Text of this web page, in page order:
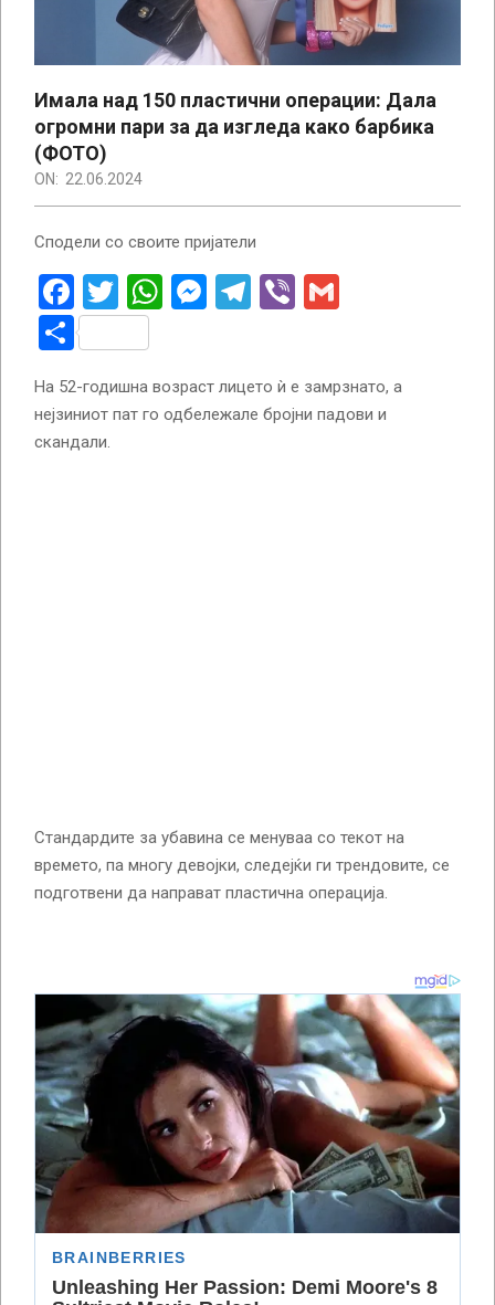
Имала над 150 пластични операции: Дала
огромни пари за да изгледа како барбика
(ФОТО)
ON: 22.06.2024
Сподели со своите пријатели
Facebook
Twitter
WhatsApp
Messenger
Telegram
Viber
Share
На 52-годишна возраст лицето ѝ е замрзнато, а
нејзиниот пат го одбележале бројни падови и
скандали.
Стандардите за убавина се менуваа со текот на
времето, па многу девојки, следејќи ги трендовите, се
подготвени да направат пластична операција.